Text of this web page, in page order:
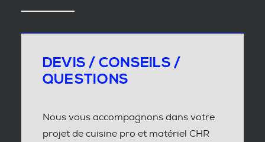
DEVIS / CONSEILS /
QUESTIONS
Nous vous accompagnons dans votre
projet de cuisine pro et matériel CHR